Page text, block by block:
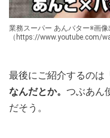
業務スーパー あんバター※画
（https://www.youtube.com/
最後にご紹介するのは
なんだとか。 つぶあん
だそう。